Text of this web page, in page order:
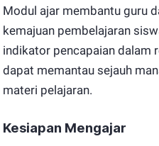
Modul ajar membantu guru
kemajuan pembelajaran
indikator pencapaian dalam
dapat memantau sejauh
materi pelajaran.
Kesiapan Mengajar